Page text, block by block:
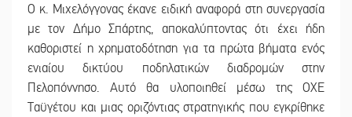
Ο κ. Μιχελόγγονας έκανε ειδική αναφορά στη συνεργασία
με τον Δήμο Σπάρτης, αποκαλύπτοντας ότι έχει ήδη
καθοριστεί η χρηματοδότηση για τα πρώτα βήματα ενός
ενιαίου δικτύου ποδηλατικών διαδρομών στην
Πελοπόννησο. Αυτό θα υλοποιηθεί μέσω της ΟΧΕ
Ταϋγέτου και μιας οριζόντιας στρατηγικής που εγκρίθηκε